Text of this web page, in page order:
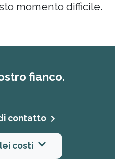
momento difficile.
fianco.
contatto
costi